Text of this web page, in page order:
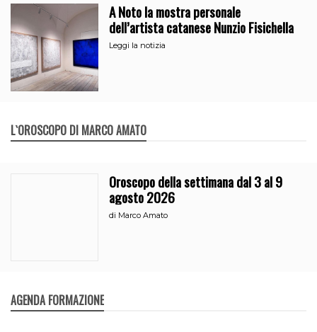
A Noto la mostra personale
dell’artista catanese Nunzio Fisichella
Leggi la notizia
L`OROSCOPO DI MARCO AMATO
Oroscopo della settimana dal 3 al 9
agosto 2026
di Marco Amato
AGENDA FORMAZIONE